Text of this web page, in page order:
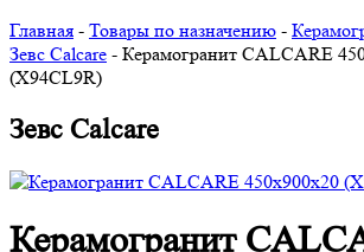
Главная - Товары по назначению -
Зевс Calcare - Керамогранит CALCARE
(X94CL9R)
Зевс Calcare
Керамогранит